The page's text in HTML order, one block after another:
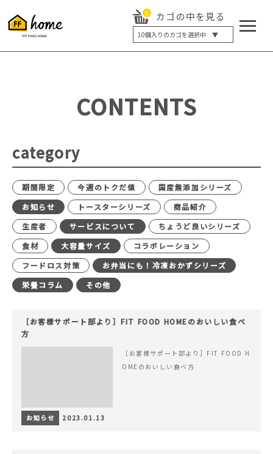
0 カゴの中を見る
10個入りのカゴを選択中 ▼
5個入り
20個入り
最大12%OFF
CONTENTS
category
期間限定 今週のトクだ値
国産無添加シリーズ
お知らせ
トースターシリーズ
商品紹介
生産者
サービスについて
ちょうど良いシリーズ
食材
大容量サイズ
コラボレーション
フードロス対策
お弁当にも！冷凍おかずシリーズ
栄養コラム
その他
［お客様サポート部より］FIT FOOD HOMEのおいしい食べ
方
［お客様サポート部より］FIT FOOD H
OMEのおいしい食べ方
お知らせ 2023.01.13